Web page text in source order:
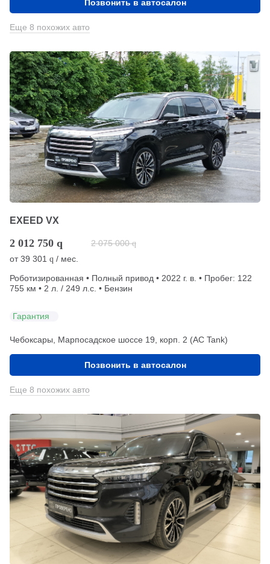
Позвонить в автосалон
Еще 8 похожих авто
EXEED VX
2 012 750 q 2 075 000 q
от39 301 q / мес.
Роботизированная • Полный привод • 2022 г. в. • Пробег: 122
755 км • 2 л. / 249 л.с. • Бензин
Гарантия
Чебоксары, Марпосадское шоссе 19, корп. 2 (АС Tank)
Позвонить в автосалон
Еще 8 похожих авто